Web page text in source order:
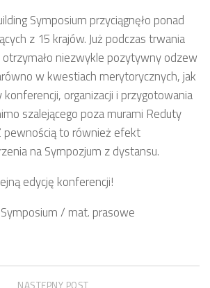
Symposium przyciągnęło ponad
z 15 krajów. Już podczas trwania
otrzymało niezwykle pozytywny odzew
w kwestiach merytorycznych, jak
organizacji i przygotowania
szalejącego poza murami Reduty
pewnością to również efekt
na Sympozjum z dystansu.
edycję konferencji!
/ mat. prasowe
NASTĘPNY POST